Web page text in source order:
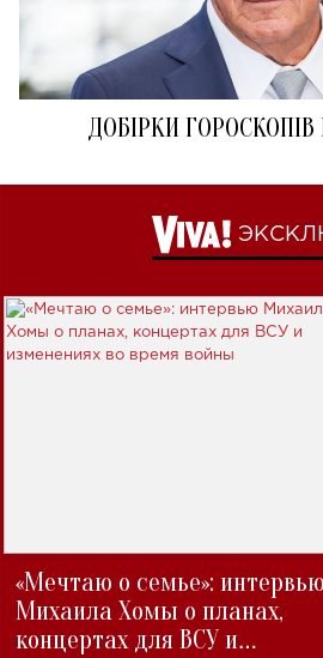
ДОБІРКИ ГОРОСКОПІВ
«Мечтаю о семье»: интервью
Михаила Хомы о планах,
концертах для ВСУ и